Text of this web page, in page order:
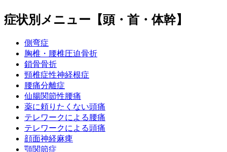
症状別メニュー【頭・首・体幹】
側弯症
胸椎・腰椎圧迫骨折
鎖骨骨折
頸椎症性神経根症
腰痛分離症
仙腸関節性腰痛
薬に頼りたくない頭痛
テレワークによる腰痛
テレワークによる頭痛
顔面神経麻痺
顎関節症